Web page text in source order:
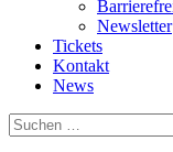
Newsletter
Tickets
Kontakt
News
Suchen
nach: